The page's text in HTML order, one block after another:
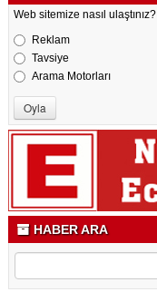
Web sitemize nasıl ulaştınız?
Reklam
Tavsiye
Arama Motorları
HABER ARA